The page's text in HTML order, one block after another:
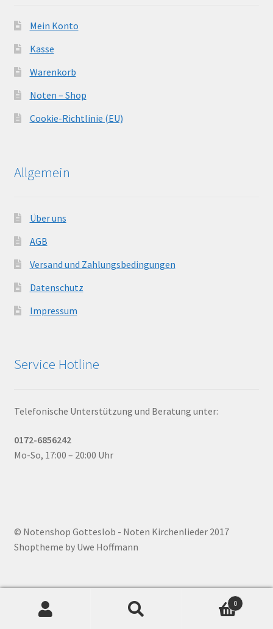
Mein Konto
Kasse
Warenkorb
Noten – Shop
Cookie-Richtlinie (EU)
Allgemein
Über uns
AGB
Versand und Zahlungsbedingungen
Datenschutz
Impressum
Service Hotline
Telefonische Unterstützung und Beratung unter:
0172-6856242
Mo-So, 17:00 – 20:00 Uhr
© Notenshop Gotteslob - Noten Kirchenlieder 2017
Shoptheme by Uwe Hoffmann
0